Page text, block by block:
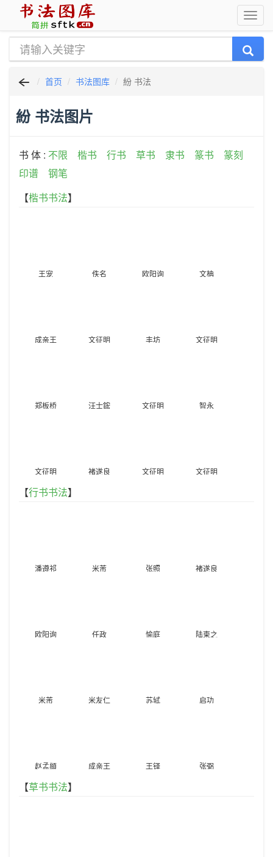
首页 书法图库 紛 书法
紛 书法图片
书 体 : 不限 楷书 行书 草书 隶书 篆书
篆刻
印谱
钢笔
【楷书书法】
王宠 佚名 欧阳询 文柟
成亲王 文征明 丰坊 文征明
郑板桥 汪士鋐 文征明 智永
文征明 褚遂良 文征明 文征明
【行书书法】
潘遵祁 米芾 张照 褚遂良
欧阳询 任政 愉庭 陆柬之
米芾 米友仁 苏轼 启功
赵孟頫 成亲王 王铎 张弼
【草书书法】